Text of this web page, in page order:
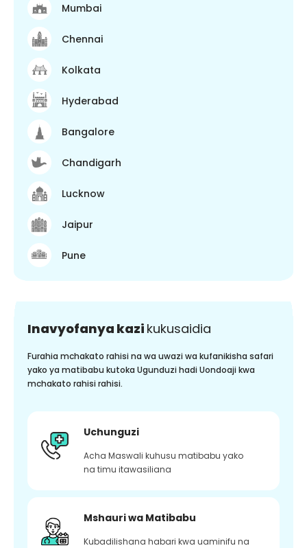
Mumbai
Chennai
Kolkata
Hyderabad
Bangalore
Chandigarh
Lucknow
Jaipur
Pune
Inavyofanya kazi kukusaidia
Furahia mchakato rahisi na wa uwazi wa kufanikisha safari
yako ya matibabu kutoka Ugunduzi hadi Uondoaji kwa
mchakato rahisi rahisi.
Uchunguzi
Acha Maswali kuhusu matibabu yako
na timu itawasiliana
Mshauri wa Matibabu
Kubadilishana habari kwa uaminifu na